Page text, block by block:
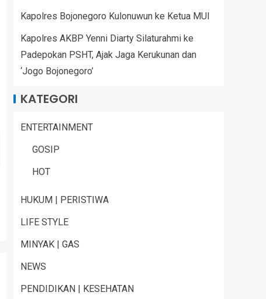
Kapolres Bojonegoro Kulonuwun ke Ketua MUI
Kapolres AKBP Yenni Diarty Silaturahmi ke
Padepokan PSHT, Ajak Jaga Kerukunan dan
‘Jogo Bojonegoro’
KATEGORI
ENTERTAINMENT
GOSIP
HOT
HUKUM | PERISTIWA
LIFE STYLE
MINYAK | GAS
NEWS
PENDIDIKAN | KESEHATAN